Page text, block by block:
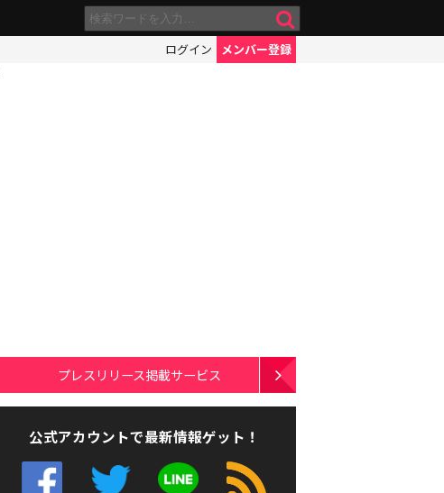
ログイン メンバー登録
プレスリリース掲載サービス
公式アカウントで最新情報ゲット！